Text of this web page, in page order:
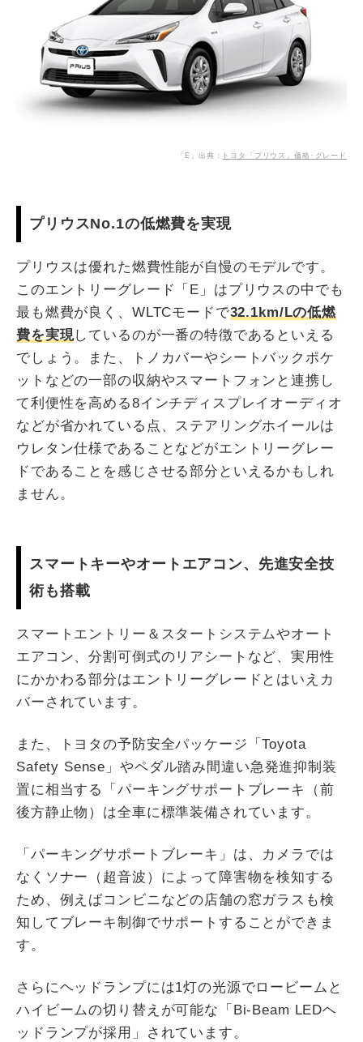
「E」出典： トヨタ「プリウス」価格･グレード
プリウスNo.1の低燃費を実現
プリウスは優れた燃費性能が自慢のモデルです。
このエントリーグレード「E」はプリウスの中でも
最も燃費が良く、WLTCモードで32.1km/Lの低燃
費を実現しているのが一番の特徴であるといえる
でしょう。また、トノカバーやシートバックポケ
ットなどの一部の収納やスマートフォンと連携し
て利便性を高める8インチディスプレイオーディオ
などが省かれている点、ステアリングホイールは
ウレタン仕様であることなどがエントリーグレー
ドであることを感じさせる部分といえるかもしれ
ません。
スマートキーやオートエアコン、先進安全技
術も搭載
スマートエントリー＆スタートシステムやオート
エアコン、分割可倒式のリアシートなど、実用性
にかかわる部分はエントリーグレードとはいえカ
バーされています。
また、トヨタの予防安全パッケージ「Toyota
Safety Sense」やペダル踏み間違い急発進抑制装
置に相当する「パーキングサポートブレーキ（前
後方静止物）は全車に標準装備されています。
「パーキングサポートブレーキ」は、カメラでは
なくソナー（超音波）によって障害物を検知する
ため、例えばコンビニなどの店舗の窓ガラスも検
知してブレーキ制御でサポートすることができま
す。
さらにヘッドランプには1灯の光源でロービームと
ハイビームの切り替えが可能な「Bi-Beam LEDヘ
ッドランプが採用」されています。